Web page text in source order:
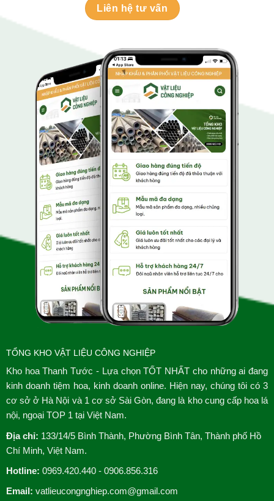
Liên hệ tư vấn
TỔNG KHO VẬT LIỆU CÔNG NGHIỆP
Kho hoa Thanh Tước - Lựa chọn TỐT NHẤT cho những ai đang
kinh doanh tiệm hoa, kinh doanh online. Hiện nay, chúng tôi có 3
cơ sở ở Hà Nội và 1 cơ sở Sài Gòn, đang là kho cung cấp hoa lá
nội, ngoại TOP 1 tại Việt Nam.
Địa chỉ: 133/14/5 Bình Thành, Phường Bình Tân, Thành phố Hồ
Chí Minh, Việt Nam.
Hotline: 0969.420.440 - 0906.856.316
Email: vatlieucongnghiep.com@gmail.com